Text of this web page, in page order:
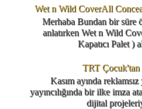
Wet n Wild CoverAll
Merhaba Bundan bir süre
anlatırken Wet n Wild
Kapatıcı Palet )
TRT
Kasım ayında
yayıncılığında bir ilke imza
dijital